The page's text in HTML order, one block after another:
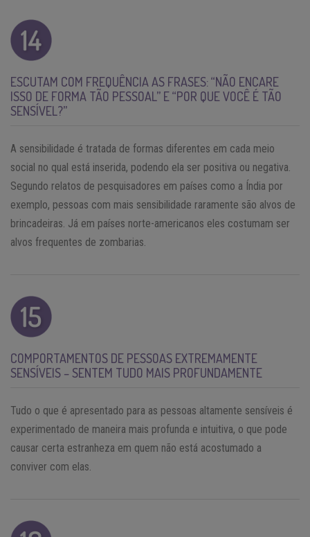
ESCUTAM COM FREQUÊNCIA AS FRASES: “NÃO ENCARE
ISSO DE FORMA TÃO PESSOAL” E “POR QUE VOCÊ É TÃO
SENSÍVEL?”
A sensibilidade é tratada de formas diferentes em cada meio
social no qual está inserida, podendo ela ser positiva ou negativa.
Segundo relatos de pesquisadores em países como a Índia por
exemplo, pessoas com mais sensibilidade raramente são alvos de
brincadeiras. Já em países norte-americanos eles costumam ser
alvos frequentes de zombarias.
COMPORTAMENTOS DE PESSOAS EXTREMAMENTE
SENSÍVEIS – SENTEM TUDO MAIS PROFUNDAMENTE
Tudo o que é apresentado para as pessoas altamente sensíveis é
experimentado de maneira mais profunda e intuitiva, o que pode
causar certa estranheza em quem não está acostumado a
conviver com elas.